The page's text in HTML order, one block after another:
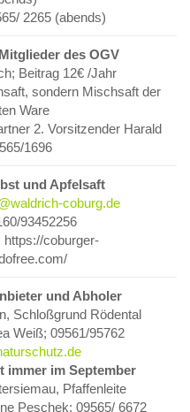
2265 (abends)
des OGV
Beitrag 12€ /Jahr
sondern Mischsaft der
Ware
2. Vorsitzender Harald
1696
und Apfelsaft
coburg.de
93452256
https://coburger-
und Abholer
Schloßgrund Rödental
Weiß; 09561/95762
immer im September
Pfaffenleite
Peschek; 09565/ 6672
Feedback
Der Kreisverband ist an einem
lebendigen Gedankenaustausch
mit seinen Mitgliedern